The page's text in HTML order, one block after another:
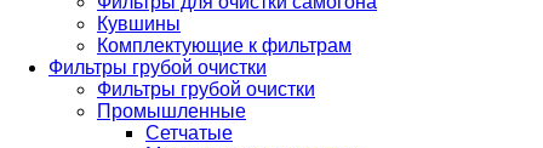
Кувшины
Комплектующие к фильтрам
Фильтры грубой очистки
Фильтры грубой очистки
Промышленные
Сетчатые